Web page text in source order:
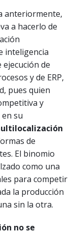
anteriormente,
a hacerlo de
inteligencia
de
y de ERP,
pues quien
y
su
de
El binomio
como una
para competir
la producción
sin la otra.
no se